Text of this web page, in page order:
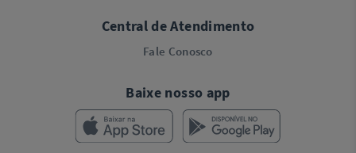
Central de Atendimento
Fale Conosco
Baixe nosso app